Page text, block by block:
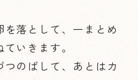
落として、一まとめ
いきます。
のばして、あとはカ